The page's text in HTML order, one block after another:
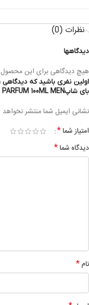
نظرات (0)
دیدگاهها
هیچ دیدگاهی برای این
اولین نفری باشید که دیدگاهی
بای شاپSUNJOY BISHOP PARFUM 100ML MEN”
نشانی ایمیل شما منتشر
امتیاز شما*
دیدگاه شما*
نام*